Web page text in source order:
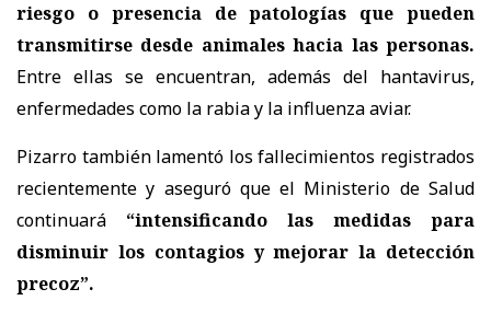
riesgo o presencia de patologías que pueden
transmitirse desde animales hacia las personas.
Entre ellas se encuentran, además del hantavirus,
enfermedades como la rabia y la influenza aviar.
Pizarro también lamentó los fallecimientos registrados
recientemente y aseguró que el Ministerio de Salud
continuará “intensificando las medidas para
disminuir los contagios y mejorar la detección
precoz”.